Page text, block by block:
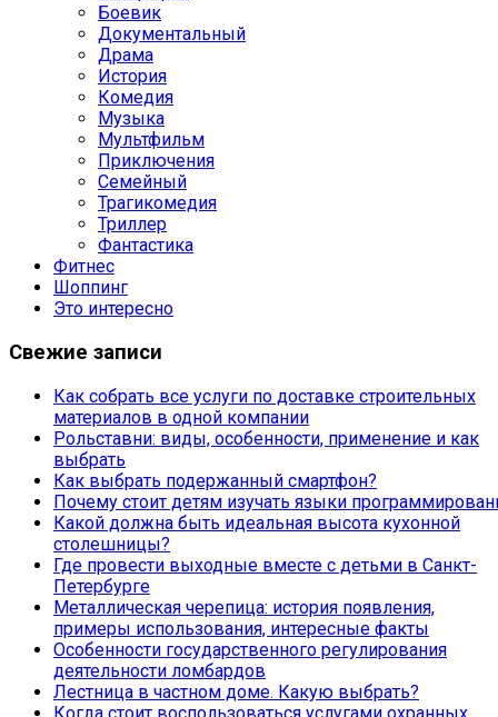
Боевик
Документальный
Драма
История
Комедия
Музыка
Мультфильм
Приключения
Семейный
Трагикомедия
Триллер
Фантастика
Фитнес
Шоппинг
Это интересно
Свежие записи
Как собрать все услуги по доставке строительных
материалов в одной компании
Рольставни: виды, особенности, применение и как
выбрать
Как выбрать подержанный смартфон?
Почему стоит детям изучать языки
Какой должна быть идеальная высота кухонной
столешницы?
Где провести выходные вместе с детьми в Санкт-
Петербурге
Металлическая черепица: история появления,
примеры использования, интересные факты
Особенности государственного регулирования
деятельности ломбардов
Лестница в частном доме. Какую выбрать?
Когда стоит воспользоваться услугами охранных